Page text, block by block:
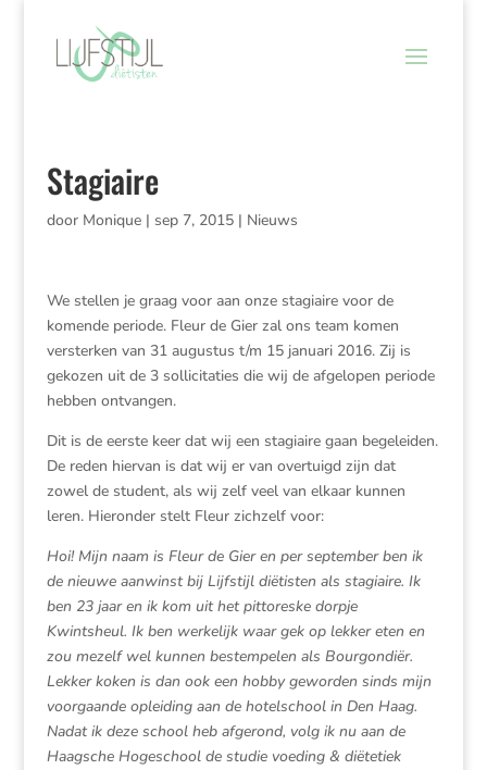
Stagiaire
door Monique| sep 7, 2015| Nieuws
We stellen je graag voor aan onze stagiaire voor de
komende periode. Fleur de Gier zal ons team komen
versterken van 31 augustus t/m 15 januari 2016. Zij is
gekozen uit de 3 sollicitaties die wij de afgelopen periode
hebben ontvangen.
Dit is de eerste keer dat wij een stagiaire gaan begeleiden.
De reden hiervan is dat wij er van overtuigd zijn dat
zowel de student, als wij zelf veel van elkaar kunnen
leren. Hieronder stelt Fleur zichzelf voor:
Hoi! Mijn naam is Fleur de Gier en per september ben ik
de nieuwe aanwinst bij Lijfstijl diëtisten als stagiaire. Ik
ben 23 jaar en ik kom uit het pittoreske dorpje
Kwintsheul. Ik ben werkelijk waar gek op lekker eten en
zou mezelf wel kunnen bestempelen als Bourgondiër.
Lekker koken is dan ook een hobby geworden sinds mijn
voorgaande opleiding aan de hotelschool in Den Haag.
Nadat ik deze school heb afgerond, volg ik nu aan de
Haagsche Hogeschool de studie voeding & diëtetiek